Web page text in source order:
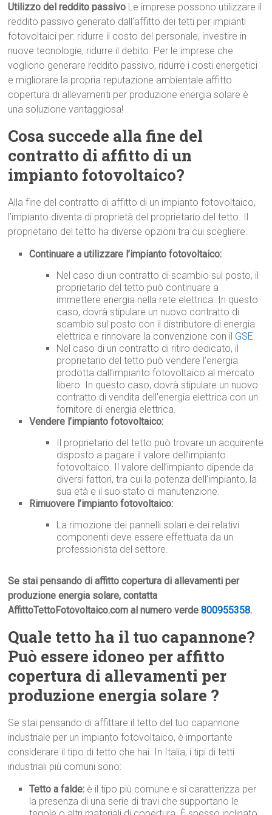
Utilizzo del reddito passivo Le imprese possono utilizzare il
reddito passivo generato dall’affitto dei tetti per impianti
fotovoltaici per: ridurre il costo del personale, investire in
nuove tecnologie, ridurre il debito. Per le imprese che
vogliono generare reddito passivo, ridurre i costi energetici
e migliorare la propria reputazione ambientale affitto
copertura di allevamenti per produzione energia solare è
una soluzione vantaggiosa!
Cosa succede alla fine del
contratto di affitto di un
impianto fotovoltaico?
Alla fine del contratto di affitto di un impianto fotovoltaico,
l’impianto diventa di proprietà del proprietario del tetto. Il
proprietario del tetto ha diverse opzioni tra cui scegliere:
Continuare a utilizzare l’impianto fotovoltaico:
Nel caso di un contratto di scambio sul posto, il
proprietario del tetto può continuare a
immettere energia nella rete elettrica. In questo
caso, dovrà stipulare un nuovo contratto di
scambio sul posto con il distributore di energia
elettrica e rinnovare la convenzione con il GSE.
Nel caso di un contratto di ritiro dedicato, il
proprietario del tetto può vendere l’energia
prodotta dall’impianto fotovoltaico al mercato
libero. In questo caso, dovrà stipulare un nuovo
contratto di vendita dell’energia elettrica con un
fornitore di energia elettrica.
Vendere l’impianto fotovoltaico:
Il proprietario del tetto può trovare un acquirente
disposto a pagare il valore dell’impianto
fotovoltaico. Il valore dell’impianto dipende da
diversi fattori, tra cui la potenza dell’impianto, la
sua età e il suo stato di manutenzione.
Rimuovere l’impianto fotovoltaico:
La rimozione dei pannelli solari e dei relativi
componenti deve essere effettuata da un
professionista del settore.
Se stai pensando di affitto copertura di allevamenti per
produzione energia solare, contatta
AffittoTettoFotovoltaico.com al numero verde800955358.
Quale tetto ha il tuo capannone?
Può essere idoneo per affitto
copertura di allevamenti per
produzione energia solare ?
Se stai pensando di affittare il tetto del tuo capannone
industriale per un impianto fotovoltaico, è importante
considerare il tipo di tetto che hai. In Italia, i tipi di tetti
industriali più comuni sono:
Tetto a falde: è il tipo più comune e si caratterizza per
la presenza di una serie di travi che supportano le